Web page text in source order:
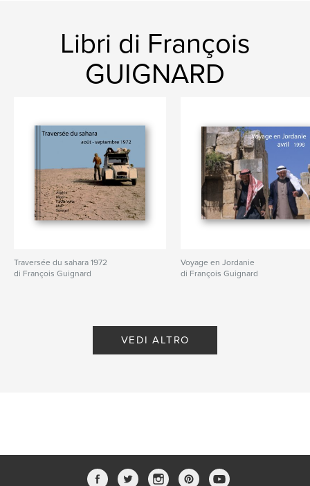
Libri di François
GUIGNARD
Traversée du sahara 1972
di François Guignard
Voyage en Jordanie
di François Guignard
VEDI ALTRO